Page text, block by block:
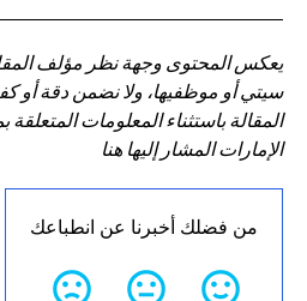
يعكس المحتوى وجهة نظر مؤلف
سيتي أو موظفيها، ولا نضمن دقة أو
المقالة باستثناء المعلومات
الإمارات المشار إليها هنا
من فضلك أخبرنا عن انطباعك